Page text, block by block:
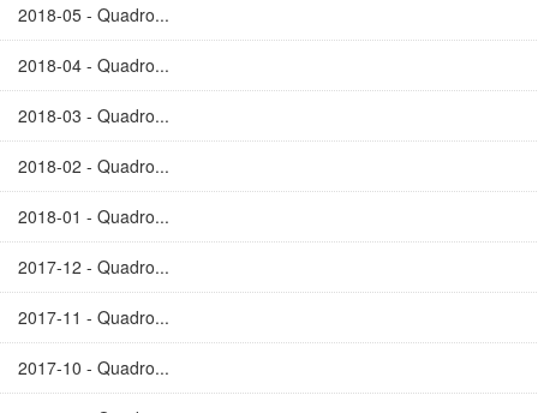
2018-05 - Quadro...
2018-04 - Quadro...
2018-03 - Quadro...
2018-02 - Quadro...
2018-01 - Quadro...
2017-12 - Quadro...
2017-11 - Quadro...
2017-10 - Quadro...